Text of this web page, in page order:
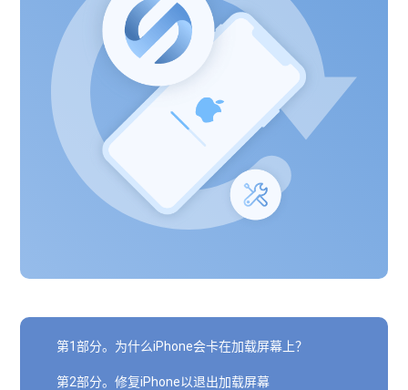
第1部分。为什么iPhone会卡在加载屏幕上？
第2部分。修复iPhone以退出加载屏幕